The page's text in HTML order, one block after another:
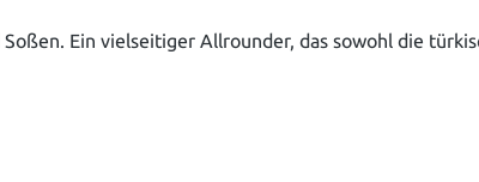
Ein vielseitiger Allrounder, das sowohl die